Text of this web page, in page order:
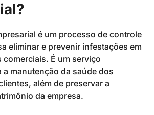
é um processo de controle
eliminar e prevenir infestações em
comerciais. É um serviço
manutenção da saúde dos
além de preservar a
da empresa.